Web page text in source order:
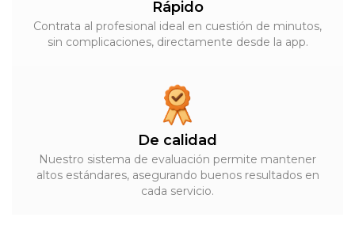
Rápido
Contrata al profesional ideal en cuestión de minutos,
sin complicaciones, directamente desde la app.
De calidad
Nuestro sistema de evaluación permite mantener
altos estándares, asegurando buenos resultados en
cada servicio.